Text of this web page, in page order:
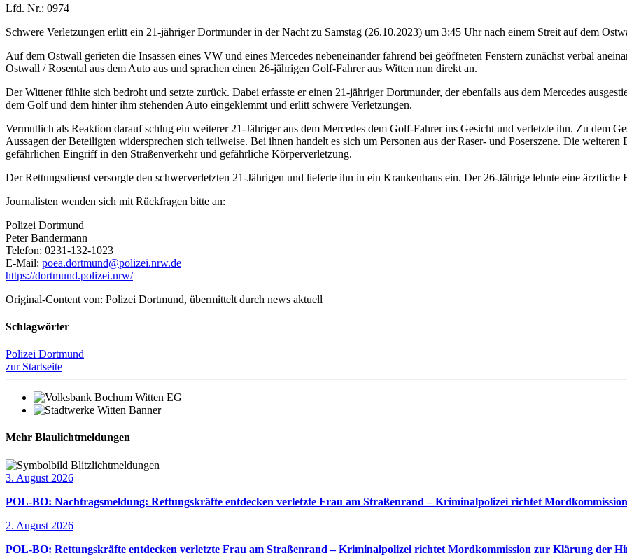
Lfd. Nr.: 0974
Schwere Verletzungen erlitt ein 21-jähriger Dortmunder in der Nacht zu Samstag (26.10.2023) um 3:45 Uhr nach einem Streit auf dem
Auf dem Ostwall gerieten die Insassen eines VW und eines Mercedes nebeneinander fahrend bei geöffneten Fenstern zunächst verbal
Ostwall / Rosental aus dem Auto aus und sprachen einen 26-jährigen Golf-Fahrer aus Witten nun direkt an.
Der Wittener fühlte sich bedroht und setzte zurück. Dabei erfasste er einen 21-jähriger Dortmunder, der ebenfalls aus dem Mercedes
dem Golf und dem hinter ihm stehenden Auto eingeklemmt und erlitt schwere Verletzungen.
Vermutlich als Reaktion darauf schlug ein weiterer 21-Jähriger aus dem Mercedes dem Golf-Fahrer ins Gesicht und verletzte ihn. Zu dem
Aussagen der Beteiligten widersprechen sich teilweise. Bei ihnen handelt es sich um Personen aus der Raser- und Poserszene. Die
gefährlichen Eingriff in den Straßenverkehr und gefährliche Körperverletzung.
Der Rettungsdienst versorgte den schwerverletzten 21-Jährigen und lieferte ihn in ein Krankenhaus ein. Der 26-Jährige lehnte eine ärztliche
Journalisten wenden sich mit Rückfragen bitte an:
Polizei Dortmund
Peter Bandermann
Telefon: 0231-132-1023
E-Mail: poea.dortmund@polizei.nrw.de
https://dortmund.polizei.nrw/
Original-Content von: Polizei Dortmund, übermittelt durch news aktuell
Schlagwörter
Polizei Dortmund
zur Startseite
Mehr Blaulichtmeldungen
3. August 2026
POL-BO: Nachtragsmeldung: Rettungskräfte entdecken verletzte Frau am Straßenrand – Kriminalpolizei richtet
2. August 2026
POL-BO: Rettungskräfte entdecken verletzte Frau am Straßenrand – Kriminalpolizei richtet Mordkommission zur Klärung der